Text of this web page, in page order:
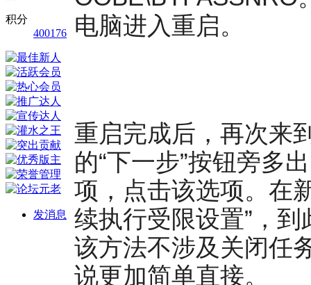
积分
400176
发消息
电脑进入重启。
重启完成后，再次来
的“下一步”按钮旁多
项，点击该选项。在
续执行受限设置”，
该方法不涉及关闭任
说更加简单直接。